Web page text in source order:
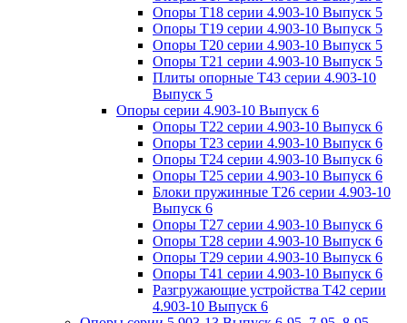
Опоры Т18 серии 4.903-10 Выпуск 5
Опоры Т19 серии 4.903-10 Выпуск 5
Опоры Т20 серии 4.903-10 Выпуск 5
Опоры Т21 серии 4.903-10 Выпуск 5
Плиты опорные Т43 серии 4.903-10
Выпуск 5
Опоры серии 4.903-10 Выпуск 6
Опоры Т22 серии 4.903-10 Выпуск 6
Опоры Т23 серии 4.903-10 Выпуск 6
Опоры Т24 серии 4.903-10 Выпуск 6
Опоры Т25 серии 4.903-10 Выпуск 6
Блоки пружинные Т26 серии 4.903-10
Выпуск 6
Опоры Т27 серии 4.903-10 Выпуск 6
Опоры Т28 серии 4.903-10 Выпуск 6
Опоры Т29 серии 4.903-10 Выпуск 6
Опоры Т41 серии 4.903-10 Выпуск 6
Разгружающие устройства Т42 серии
4.903-10 Выпуск 6